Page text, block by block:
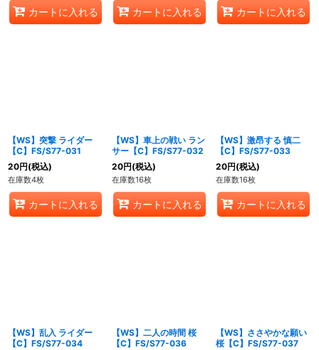
カートに入れる カートに入れる カートに入れる
【WS】突撃 ライダー
【C】FS/S77-031
20円(税込)
在庫数4枚
カートに入れる
【WS】車上の戦い ラン
サー【C】FS/S77-032
20円(税込)
在庫数16枚
カートに入れる
【WS】激昂する 慎二
【C】FS/S77-033
20円(税込)
在庫数16枚
カートに入れる
【WS】乱入 ライダー
【C】FS/S77-034
【WS】二人の時間 桜
【C】FS/S77-036
【WS】ささやかな願い
桜【C】FS/S77-037